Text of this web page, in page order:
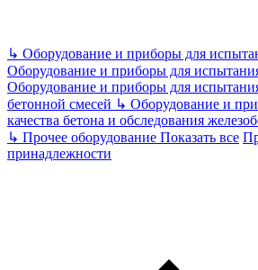
↳ Оборудование и приборы для
Оборудование и приборы для
Оборудование и приборы для
бетонной смесей ↳ Оборудование и
качества бетона и обследования
↳ Прочее оборудование Показать все
принадлежности